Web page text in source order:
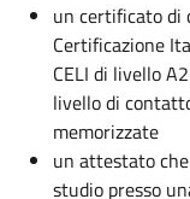
un certificato di
Certificazione
CELI di livello
livello di
memorizzate
un attestato
studio presso